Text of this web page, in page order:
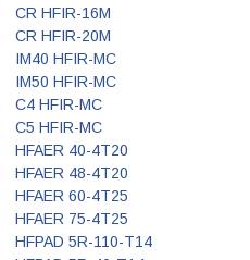
CR HFIR-16M
CR HFIR-20M
IM40 HFIR-MC
IM50 HFIR-MC
C4 HFIR-MC
C5 HFIR-MC
HFAER 40-4T20
HFAER 48-4T20
HFAER 60-4T25
HFAER 75-4T25
HFPAD 5R-110-T14